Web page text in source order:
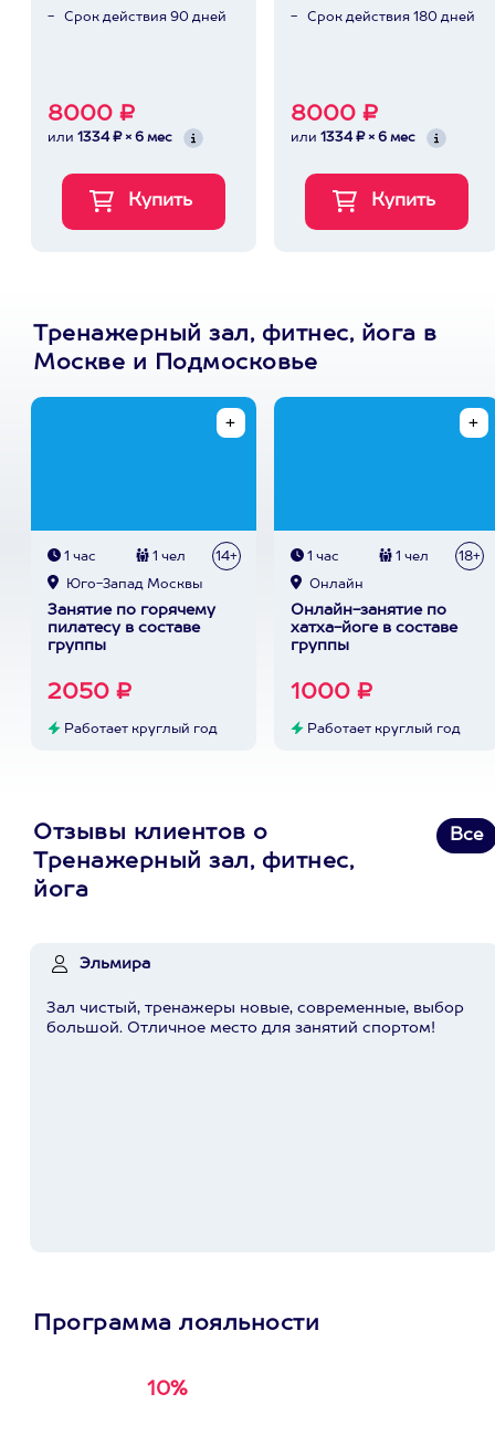
Срок действия 90 дней
8000 ₽
или 1334 ₽ × 6 мес
Срок действия 180 дней
8000 ₽
или 1334 ₽ × 6 мес
Тренажерный зал, фитнес, йога в
Москве и Подмосковье
1 час 1 чел 14+
Юго-Запад Москвы
Занятие по горячему
пилатесу в составе
группы
2050 ₽
Работает круглый год
1 час 1 чел 18+
Онлайн
Онлайн-занятие по
хатха-йоге в составе
группы
1000 ₽
Работает круглый год
Отзывы клиентов о
Тренажерный зал, фитнес,
йога
Все
Эльмира
Зал чистый, тренажеры новые, современные, выбор
большой. Отличное место для занятий спортом!
Программа лояльности
10%